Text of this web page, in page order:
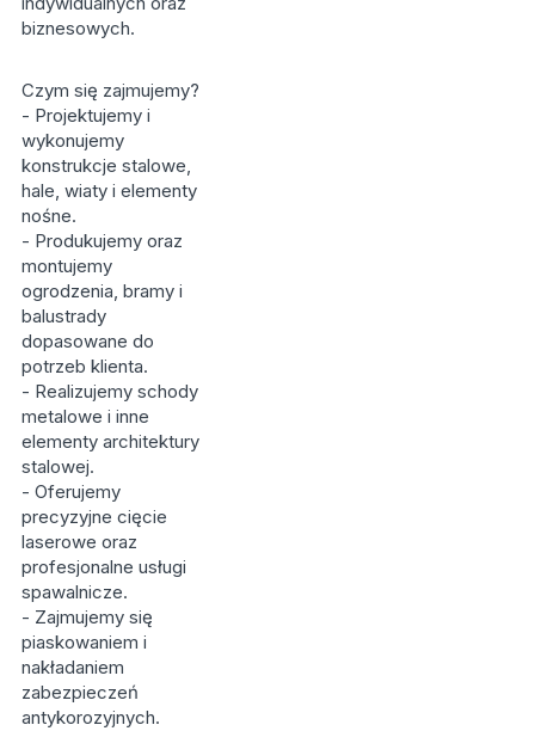
biznesowych.
Czym się zajmujemy?
- Projektujemy i
wykonujemy
konstrukcje stalowe,
hale, wiaty i elementy
nośne.
- Produkujemy oraz
montujemy
ogrodzenia, bramy i
balustrady
dopasowane do
potrzeb klienta.
- Realizujemy schody
metalowe i inne
elementy architektury
stalowej.
- Oferujemy
precyzyjne cięcie
laserowe oraz
profesjonalne usługi
spawalnicze.
- Zajmujemy się
piaskowaniem i
nakładaniem
zabezpieczeń
antykorozyjnych.